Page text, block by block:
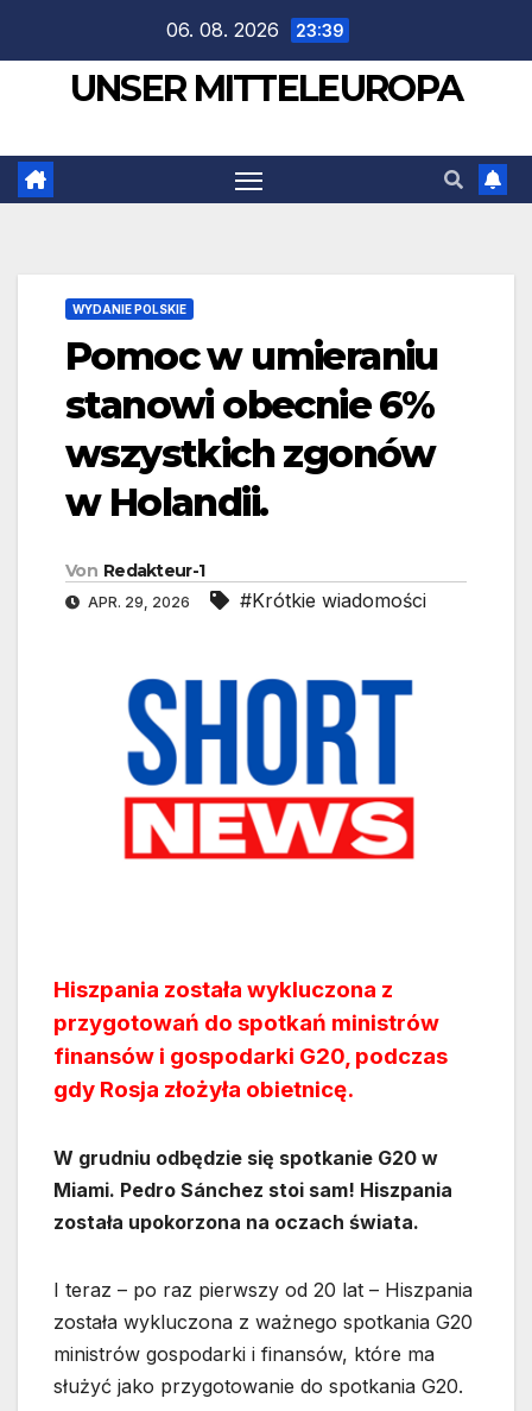
springen
06. 08. 2026 23:39
UNSER MITTELEUROPA
WYDANIE POLSKIE
Pomoc w umieraniu
stanowi obecnie 6%
wszystkich zgonów
w Holandii.
Von Redakteur-1
APR. 29, 2026 #Krótkie wiadomości
Hiszpania została wykluczona z
przygotowań do spotkań ministrów
finansów i gospodarki G20, podczas
gdy Rosja złożyła obietnicę.
W grudniu odbędzie się spotkanie G20 w
Miami. Pedro Sánchez stoi sam! Hiszpania
została upokorzona na oczach świata.
I teraz – po raz pierwszy od 20 lat – Hiszpania
została wykluczona z ważnego spotkania G20
ministrów gospodarki i finansów, które ma
służyć jako przygotowanie do spotkania G20.